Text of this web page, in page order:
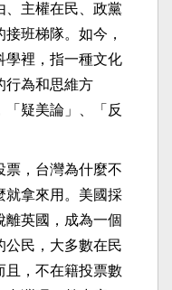
、主權在民、政黨
班梯隊。如今，
學裡，指一種文化
行為和思維方
疑美論」、「反
票，台灣為什麼不
就拿來用。美國採
離英國，成為一個
公民，大多數在民
且，不在籍投票數